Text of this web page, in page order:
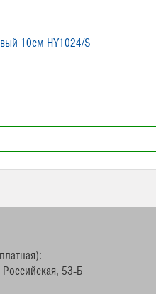
10см HY1024/S
53-Б